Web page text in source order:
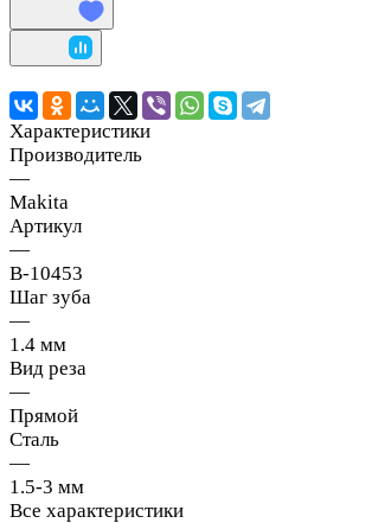
Характеристики
Производитель
—
Makita
Артикул
—
B-10453
Шаг зуба
—
1.4 мм
Вид реза
—
Прямой
Сталь
—
1.5-3 мм
Все характеристики